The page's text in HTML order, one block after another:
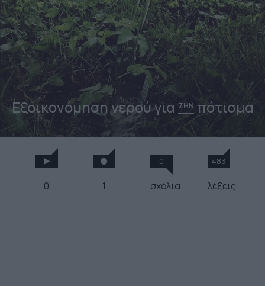
Εξοικονόμηση νερού για ΖΗΝ πότισμα
0 1
0
σχόλια
483
λέξεις